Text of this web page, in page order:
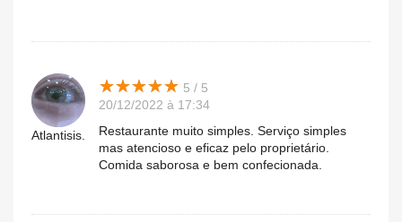
Atlantisis.
★★★★★
★★★★★ 5 / 5
20/12/2022 à 17:34
Restaurante muito simples. Serviço simples
mas atencioso e eficaz pelo proprietário.
Comida saborosa e bem confecionada.